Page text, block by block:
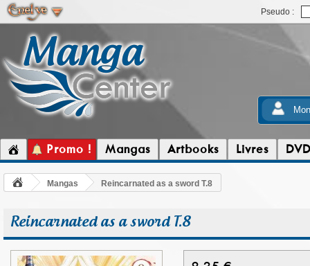
Pseudo :
Promo ! Mangas Artbooks Livres DVD
Mangas Reincarnated as a sword T.8
Reincarnated as a sword T.8